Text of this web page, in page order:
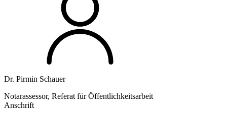
Dr. Pirmin Schauer
Notarassessor, Referat für Öffentlichkeitsarbeit
Anschrift